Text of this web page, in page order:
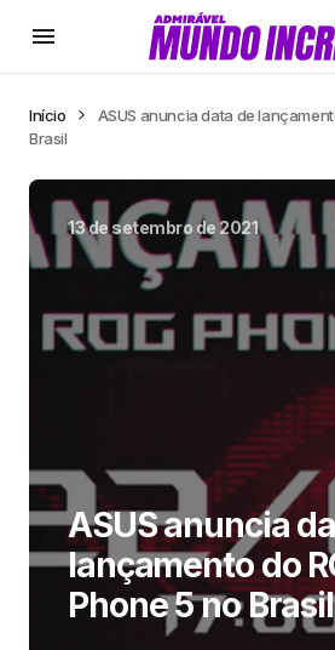
Início
ASUS anuncia data de
Brasil
13 de setembro de 2021
ASUS anuncia
lançamento do
Phone 5 no Brasil